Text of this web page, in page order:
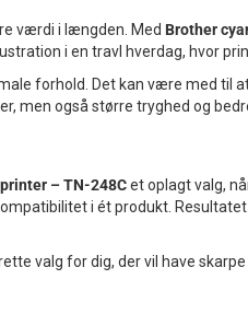
værdi i længden. Med Brother
i en travl hverdag, hvor
forhold. Det kan være med
men også større tryghed og
– TN-248Cet oplagt valg,
i ét produkt.
valg for dig, der vil have